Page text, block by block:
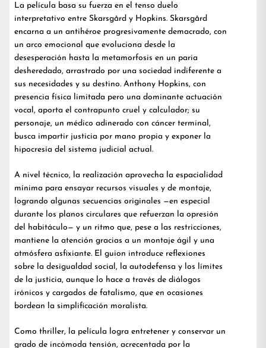
La película basa su fuerza en el tenso duelo
interpretativo entre Skarsgård y Hopkins. Skarsgård
encarna a un antihéroe progresivamente demacrado, con
un arco emocional que evoluciona desde la
desesperación hasta la metamorfosis en un paria
desheredado, arrastrado por una sociedad indiferente a
sus necesidades y su destino. Anthony Hopkins, con
presencia física limitada pero una dominante actuación
vocal, aporta el contrapunto cruel y calculador; su
personaje, un médico adinerado con cáncer terminal,
busca impartir justicia por mano propia y exponer la
hipocresía del sistema judicial actual.
A nivel técnico, la realización aprovecha la espacialidad
mínima para ensayar recursos visuales y de montaje,
logrando algunas secuencias originales —en especial
durante los planos circulares que refuerzan la opresión
del habitáculo— y un ritmo que, pese a las restricciones,
mantiene la atención gracias a un montaje ágil y una
atmósfera asfixiante. El guion introduce reflexiones
sobre la desigualdad social, la autodefensa y los límites
de la justicia, aunque lo hace a través de diálogos
irónicos y cargados de fatalismo, que en ocasiones
bordean la simplificación moralista.
Como thriller, la película logra entretener y conservar un
grado de incómoda tensión, acrecentada por la